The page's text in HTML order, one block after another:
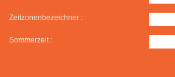
Zeitzonenbezeichner :
Sommerzeit :